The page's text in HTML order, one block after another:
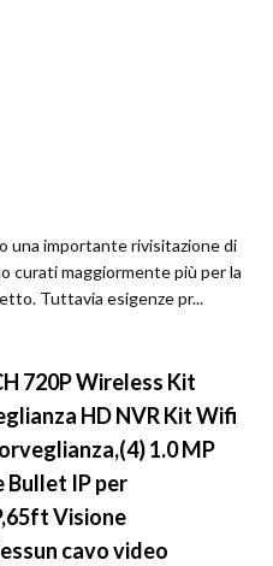
una importante rivisitazione di
curati maggiormente più per la
Tuttavia esigenze pr...
720P Wireless Kit
HD NVR Kit Wifi
1.0 MP
Bullet IP per
Visione
cavo video